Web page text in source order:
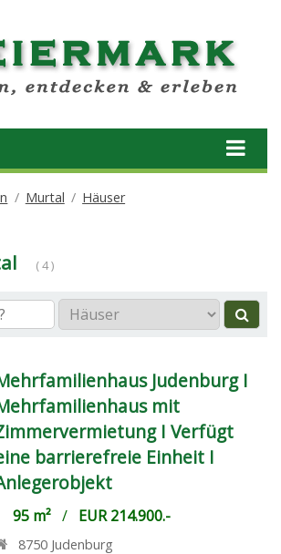
Murtal Häuser
( 4 )
Judenburg I
mit
I Verfügt
barrierefreie Einheit I
95 m²/ EUR 214.900.-
8750 Judenburg